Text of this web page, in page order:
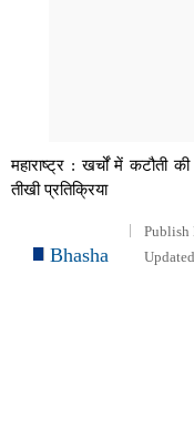
महाराष्ट्र : खर्चों में कटौती
तीखी प्रतिक्रिया
Bhasha
Publish